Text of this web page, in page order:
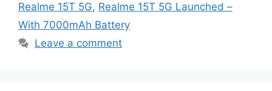
Realme 15T 5G, Realme 15T 5G Launched –
With 7000mAh Battery
Leave a comment